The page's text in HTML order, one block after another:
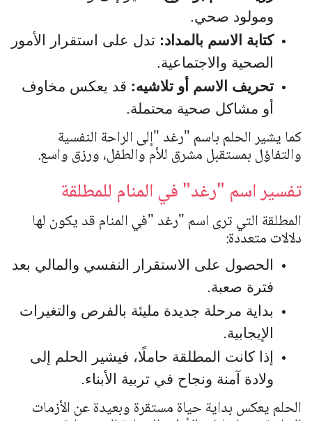
ومولود صحي.
كتابة الاسم بالمداد: تدل على استقرار الأمور
الصحية والاجتماعية.
تحريف الاسم أو تلاشيه: قد يعكس مخاوف
أو مشاكل صحية محتملة.
كما يشير الحلم باسم"رغد"إلى الراحة النفسية
والتفاؤل بمستقبل مشرق للأم والطفل، ورزق واسع.
تفسير اسم "رغد" في المنام للمطلقة
المطلقة التي ترى اسم"رغد"في المنام قد يكون لها
دلالات متعددة:
الحصول على الاستقرار النفسي والمالي بعد
فترة صعبة.
بداية مرحلة جديدة مليئة بالفرص والتغيرات
الإيجابية.
إذا كانت المطلقة حاملًا، فيشير الحلم إلى
ولادة آمنة ونجاح في تربية الأبناء.
الحلم يعكس بداية حياة مستقرة وبعيدة عن الأزمات